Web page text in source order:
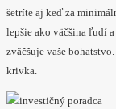
šetríte aj keď za
lepšie ako väčšina ľudí
zväčšuje vaše
krivka.